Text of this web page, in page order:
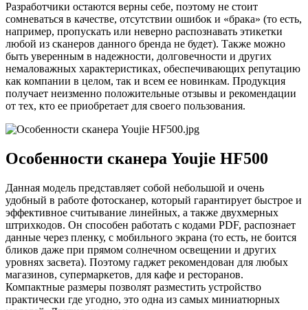
Разработчики остаются верны себе, поэтому не стоит
сомневаться в качестве, отсутствии ошибок и «брака» (то есть,
например, пропускать или неверно распознавать этикетки
любой из сканеров данного бренда не будет). Также можно
быть уверенным в надежности, долговечности и других
немаловажных характеристиках, обеспечивающих репутацию
как компании в целом, так и всем ее новинкам. Продукция
получает неизменно положительные отзывы и рекомендации
от тех, кто ее приобретает для своего пользования.
Особенности сканера Youjie HF500
Данная модель представляет собой небольшой и очень
удобный в работе фотосканер, который гарантирует быстрое и
эффективное считывание линейных, а также двухмерных
штрихкодов. Он способен работать с кодами PDF, распознает
данные через пленку, с мобильного экрана (то есть, не боится
бликов даже при прямом солнечном освещении и других
уровнях засвета). Поэтому гаджет рекомендован для любых
магазинов, супермаркетов, для кафе и ресторанов.
Компактные размеры позволят разместить устройство
практически где угодно, это одна из самых миниатюрных